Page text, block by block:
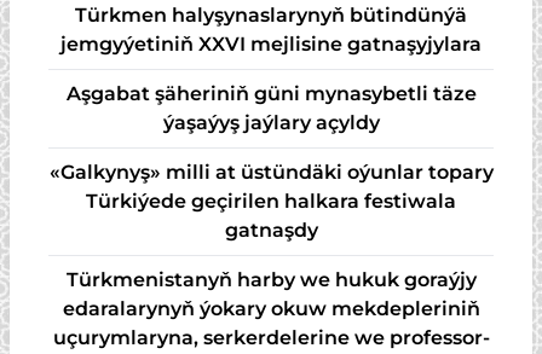
Türkmen halyşynaslarynyň bütindünýä
jemgyýetiniň XXVI mejlisine gatnaşyjylara
Aşgabat şäheriniň güni mynasybetli täze
ýaşaýyş jaýlary açyldy
«Galkynyş» milli at üstündäki oýunlar topary
Türkiýede geçirilen halkara festiwala
gatnaşdy
Türkmenistanyň harby we hukuk goraýjy
edaralarynyň ýokary okuw mekdepleriniň
uçurymlaryna, serkerdelerine we professor-